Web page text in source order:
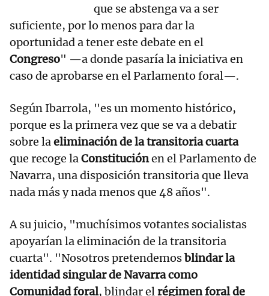
que se abstenga va a ser
suficiente, por lo menos para dar la
oportunidad a tener este debate en el
Congreso" —a donde pasaría la iniciativa en
caso de aprobarse en el Parlamento foral—.
Según Ibarrola, "es un momento histórico,
porque es la primera vez que se va a debatir
sobre laeliminación de la transitoria cuarta
que recoge laConstituciónen el Parlamento de
Navarra, una disposición transitoria que lleva
nada más y nada menos que 48 años".
A su juicio, "muchísimos votantes socialistas
apoyarían la eliminación de la transitoria
cuarta". "Nosotros pretendemosblindar la
identidad singular de Navarra como
Comunidad foral, blindar elrégimen foral de